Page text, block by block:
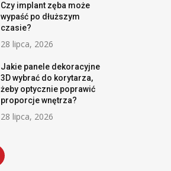
Czy implant zęba może
wypaść po dłuższym
czasie?
28 lipca, 2026
Jakie panele dekoracyjne
3D wybrać do korytarza,
żeby optycznie poprawić
proporcje wnętrza?
28 lipca, 2026